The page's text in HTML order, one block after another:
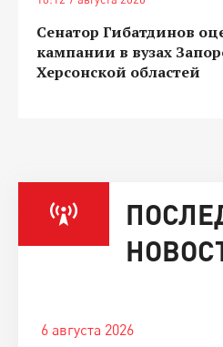
Сенатор Гибатдинов
кампании в вузах
Херсонской областей
6 августа 2026